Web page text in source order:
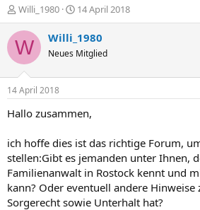
E
r
s
t
e
r
Willi_1980
E
r
s
t
e
t
a
14 April 2018
W Willi_1980
Neues Mitglied
14 April 2018
Hallo zusammen,
ich hoffe dies ist das richtige Forum,
stellen:Gibt es jemanden unter Ihnen,
Familienanwalt in Rostock kennt und
kann? Oder eventuell andere Hinweise
Sorgerecht sowie Unterhalt hat?